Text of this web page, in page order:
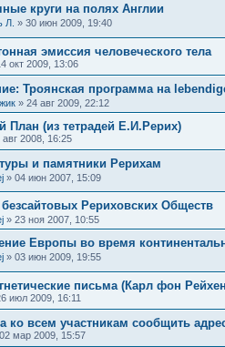
круги на полях Англии
Л. » 30 июн 2009, 19:40
эмиссия человеческого тела
окт 2009, 13:06
Троянская программа на
» 24 авг 2009, 22:12
План (из тетрадей Е.И.Рерих)
авг 2008, 16:25
и памятники Рерихам
» 04 июн 2007, 15:09
Рериховских Обществ
» 23 ноя 2007, 10:55
Европы во время
» 03 июн 2009, 19:55
письма (Карл фон
июл 2009, 16:11
ко всем участникам сообщить
02 мар 2009, 15:57